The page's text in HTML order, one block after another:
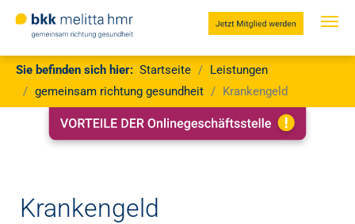
Zum Hauptinhalt springen
Jetzt
Mitglied
werden
Sie sind hier:
Sie befinden sich hier: Startseite
Leistungen
gemeinsam richtung gesundheit
Krankengeld
Krankengeld